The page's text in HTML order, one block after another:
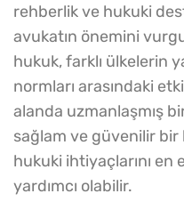
rehberlik ve hukuki
avukatın önemini
hukuk, farklı ülkelerin
normları arasındaki
alanda uzmanlaşmış
sağlam ve güvenilir
hukuki ihtiyaçlarını en
yardımcı olabilir.